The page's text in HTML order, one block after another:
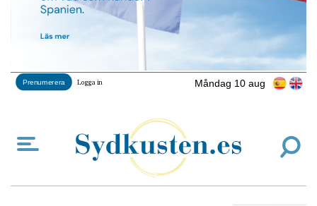
Måndag 10 aug
Prenumerera Logga in